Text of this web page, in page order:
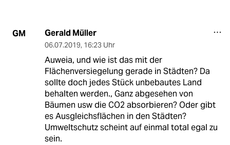
GM Gerald Müller
06.07.2019, 16:23 Uhr
Auweia, und wie ist das mit der
Flächenversiegelung gerade in Städten? Da
sollte doch jedes Stück unbebautes Land
behalten werden., Ganz abgesehen von
Bäumen usw die CO2 absorbieren? Oder gibt
es Ausgleichsflächen in den Städten?
Umweltschutz scheint auf einmal total egal zu
sein.